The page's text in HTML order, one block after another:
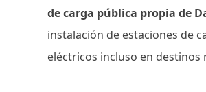
de carga pública propia de
instalación de estaciones de
eléctricos incluso en destinos